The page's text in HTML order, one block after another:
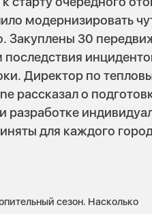
модернизировать
Закуплены 30
Директор по
рассказал о
разработке
для каждого
сезон. Насколько